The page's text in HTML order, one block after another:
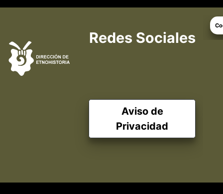
Redes Sociales
Aviso de
Privacidad